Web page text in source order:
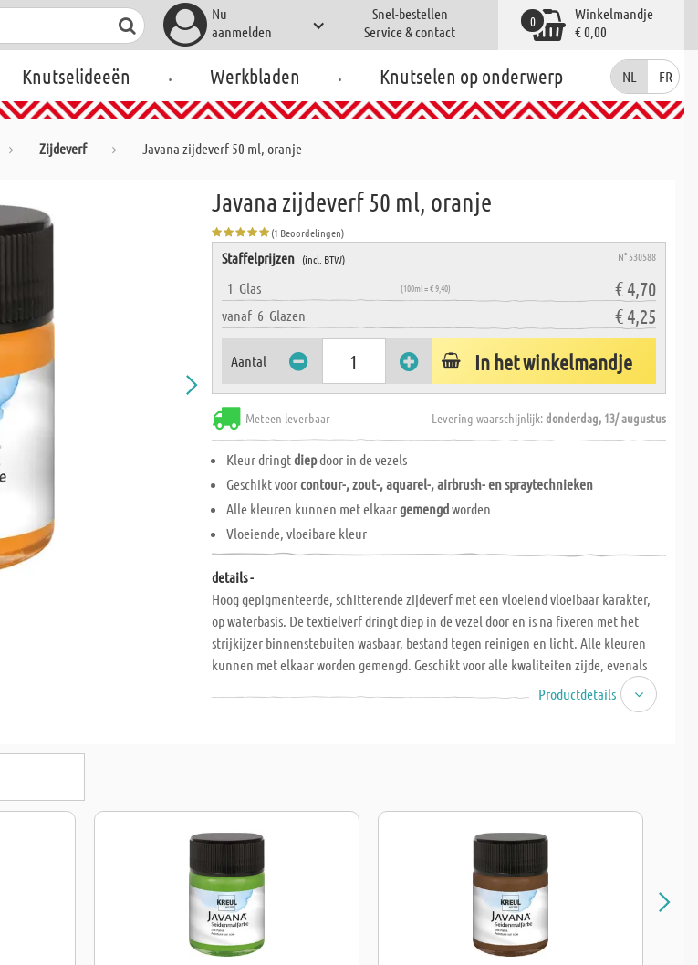
Nu
aanmelden
Snel-bestellen
Service & contact
Winkelmandje
€ 0,00
0
Knutselideeën . Werkbladen . Knutselen op onderwerp NL FR
Zijdeverf Javana zijdeverf 50 ml, oranje
Javana zijdeverf 50 ml, oranje
(1 Beoordelingen)
Staffelprijzen (incl. BTW) N° 530588
1 Glas (100ml = € 9,40) € 4,70
vanaf 6 Glazen € 4,25
Aantal In het winkelmandje
Meteen leverbaar Levering waarschijnlijk:donderdag, 13/ augustus
Kleur dringtdiepdoor in de vezels
Geschikt voorcontour-, zout-, aquarel-, airbrush- en spraytechnieken
Alle kleuren kunnen met elkaargemengdworden
Vloeiende, vloeibare kleur
details -
Hoog gepigmenteerde, schitterende zijdeverf met een vloeiend vloeibaar karakter,
op waterbasis. De textielverf dringt diep in de vezel door en is na fixeren met het
strijkijzer binnenstebuiten wasbaar, bestand tegen reinigen en licht. Alle kleuren
kunnen met elkaar worden gemengd. Geschikt voor alle kwaliteiten zijde, evenals
licht textiel van katoen, viscose, linnen en gemengde weefsels (tot 20% synthetische
vezels). Kan worden gebruikt voor contouren, zout en aquareltechniek, airbrush en
Productdetails